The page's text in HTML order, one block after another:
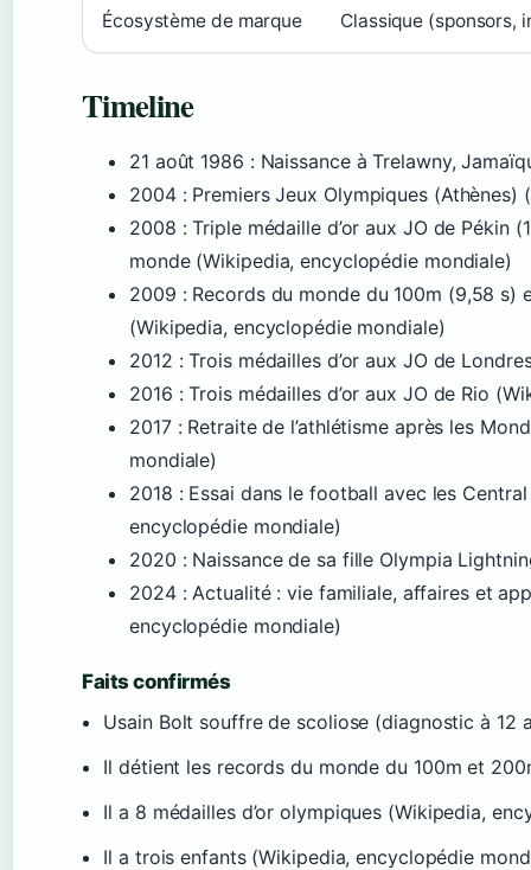
Écosystème de marque Classique (sponsors,
Timeline
21 août 1986 : Naissance à Trelawny,
2004: Premiers Jeux Olympiques (Athènes)
2008 : Triple médaille d’or aux JO de Pékin
monde (Wikipedia, encyclopédie mondiale)
2009 : Records du monde du 100m (9,58 s)
(Wikipedia, encyclopédie mondiale)
2012 : Trois médailles d’or aux JO de
2016 : Trois médailles d’or aux JO de Rio
2017: Retraite de l’athlétisme après les
mondiale)
2018 : Essai dans le football avec les
encyclopédie mondiale)
2020 : Naissance de sa fille Olympia
2024: Actualité : vie familiale, affaires et
encyclopédie mondiale)
Faits confirmés
Usain Bolt souffre de scoliose (diagnostic à 12
Il détient les records du monde du 100m et
Il a 8 médailles d’or olympiques (Wikipedia,
Il a trois enfants (Wikipedia, encyclopédie